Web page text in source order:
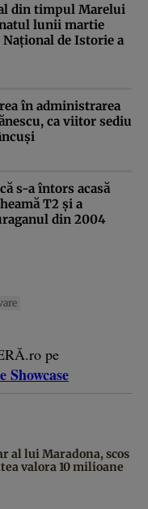
din timpul Marelui
lunii martie
Naţional de Istorie a
în administrarea
ca viitor sediu
s-a întors acasă
T2 şi a
din 2004
pe
Showcase
al lui Maradona, scos
valora 10 milioane